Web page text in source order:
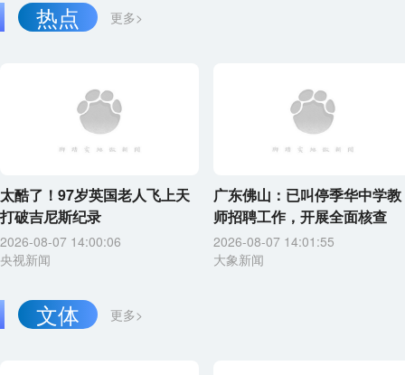
更多>
热点
太酷了！97岁英国老人飞上天
打破吉尼斯纪录
2026-08-07 14:00:06
央视新闻
广东佛山：已叫停季华中学教
师招聘工作，开展全面核查
2026-08-07 14:01:55
大象新闻
更多>
文体